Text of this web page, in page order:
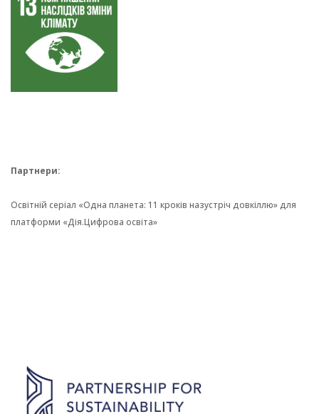
Партнери:
Освітній серіал «Одна планета: 11 кроків назустріч довкіллю» для
платформи «Дія.Цифрова освіта»